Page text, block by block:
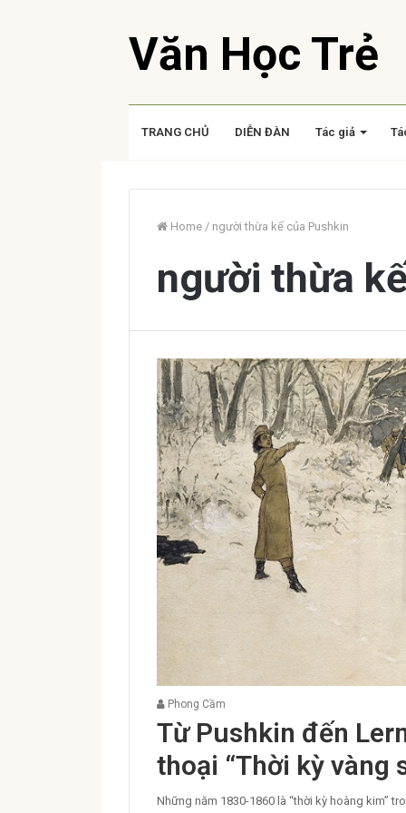
Văn Học Trẻ
TRANG CHỦ DIỄN ĐÀN Tác giả
Home / người thừa kế của Pushkin
người thừa
Phong Cầm
Từ Pushkin đến
thoại “Thời kỳ vàng
Những năm 1830-1860 là “thời kỳ hoàng kim”